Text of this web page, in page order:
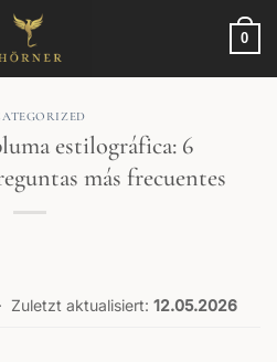
0
estilográfica: 6
más frecuentes
Zuletzt aktualisiert: 12.05.2026